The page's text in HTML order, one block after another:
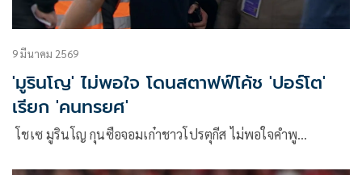
9 มีนาคม 2569
'มูรินโญ' ไม่พอใจ โดนสตาฟฟ์โค้ช 'ปอร์โต'
เรียก 'คนทรยศ'
โชเซ มูรินโญ กุนซือจอมเก๋าชาวโปรตุกีส ไม่พอใจคำพู…